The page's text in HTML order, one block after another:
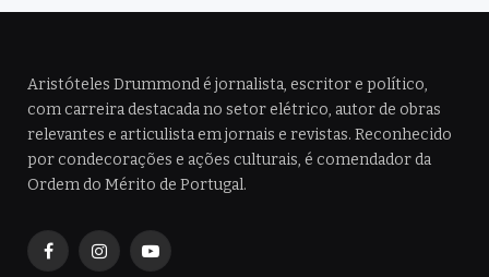
Aristóteles Drummond é jornalista, escritor e político,
com carreira destacada no setor elétrico, autor de obras
relevantes e articulista em jornais e revistas. Reconhecido
por condecorações e ações culturais, é comendador da
Ordem do Mérito de Portugal.
FacebookInstagramYouTube